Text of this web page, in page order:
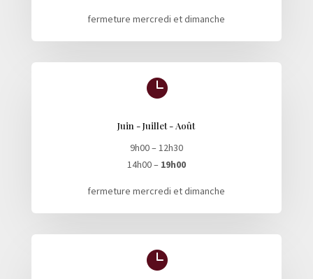
fermeture mercredi et dimanche

Juin - Juillet - Août
9h00 – 12h30
14h00 – 19h00
fermeture mercredi et dimanche
